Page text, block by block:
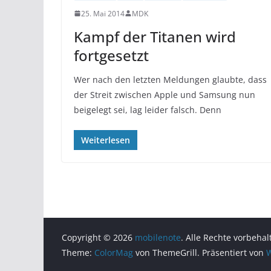
25. Mai 2014 MDK
Kampf der Titanen wird
fortgesetzt
Wer nach den letzten Meldungen glaubte, dass
der Streit zwischen Apple und Samsung nun
beigelegt sei, lag leider falsch. Denn
Weiterlesen
Copyright © 2026 mobilenote. Alle Rechte
Theme: ColorMag von ThemeGrill. Präsentiert von